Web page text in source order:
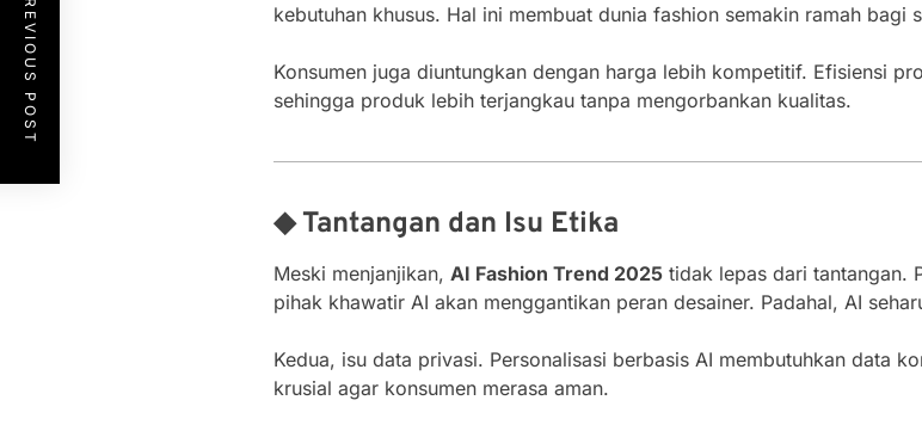
kebutuhan khusus. Hal ini membuat dunia fashion semakin ramah bagi
Konsumen juga diuntungkan dengan harga lebih kompetitif. Efisiensi
sehingga produk lebih terjangkau tanpa mengorbankan kualitas.
◆ Tantangan dan Isu Etika
Meski menjanjikan, AI Fashion Trend 2025tidak lepas dari tantangan.
pihak khawatir AI akan menggantikan peran desainer. Padahal, AI
Kedua, isu data privasi. Personalisasi berbasis AI membutuhkan data
krusial agar konsumen merasa aman.
PREVIOUS POST